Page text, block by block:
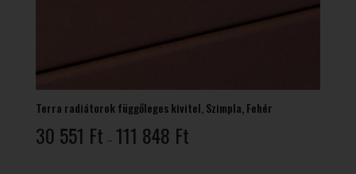
Terra radiátorok függőleges kivitel, Szimpla, Fehér
30 551 Ft – 111 848 Ft30